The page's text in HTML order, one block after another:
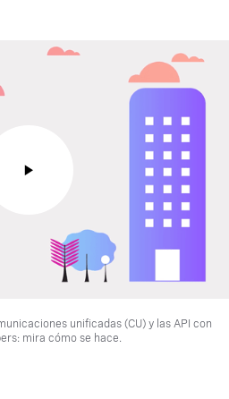
unificadas (CU) y las API con
mira cómo se hace.